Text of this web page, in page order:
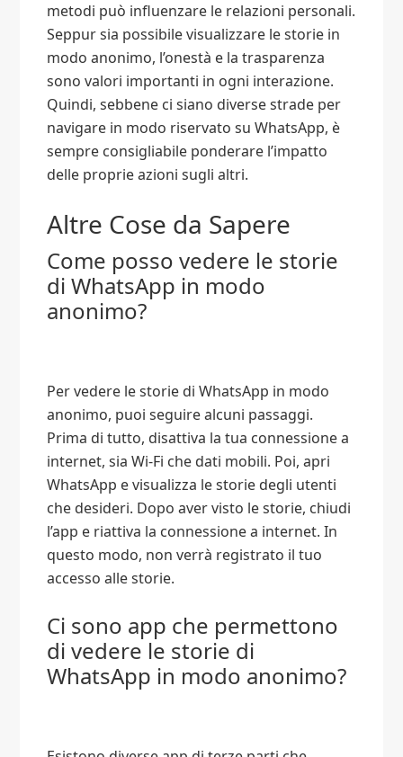
metodi può influenzare le relazioni personali.
Seppur sia possibile visualizzare le storie in
modo anonimo, l’onestà e la trasparenza
sono valori importanti in ogni interazione.
Quindi, sebbene ci siano diverse strade per
navigare in modo riservato su WhatsApp, è
sempre consigliabile ponderare l’impatto
delle proprie azioni sugli altri.
Altre Cose da Sapere
Come posso vedere le storie
di WhatsApp in modo
anonimo?
Per vedere le storie di WhatsApp in modo
anonimo, puoi seguire alcuni passaggi.
Prima di tutto, disattiva la tua connessione a
internet, sia Wi-Fi che dati mobili. Poi, apri
WhatsApp e visualizza le storie degli utenti
che desideri. Dopo aver visto le storie, chiudi
l’app e riattiva la connessione a internet. In
questo modo, non verrà registrato il tuo
accesso alle storie.
Ci sono app che permettono
di vedere le storie di
WhatsApp in modo anonimo?